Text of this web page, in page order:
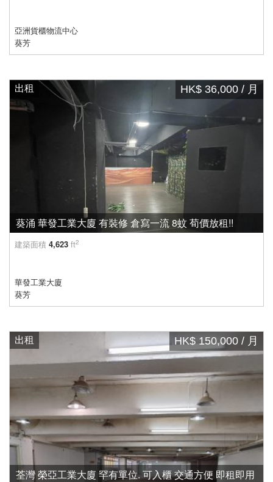
亞洲貨櫃物流中心
葵芳
出租 HK$ 36,000 / 月
葵涌 華發工業大廈 有裝修 倉寫一流 8蚊 荀價放租!!
建築面積 4,623 ft2
華發工業大廈
葵芳
出租 HK$ 150,000 / 月
荃灣 榮亞工業大廈 罕有單位. 可入櫃 交通方便 即租即用